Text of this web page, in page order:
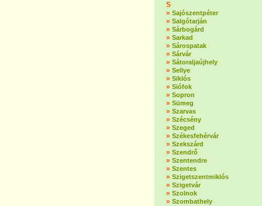
S
» Sajószentpéter
» Salgótarján
» Sárbogárd
» Sarkad
» Sárospatak
» Sárvár
» Sátoraljaújhely
» Sellye
» Siklós
» Siófok
» Sopron
» Sümeg
» Szarvas
» Szécsény
» Szeged
» Székesfehérvár
» Szekszárd
» Szendrő
» Szentendre
» Szentes
» Szigetszentmiklós
» Szigetvár
» Szolnok
» Szombathely